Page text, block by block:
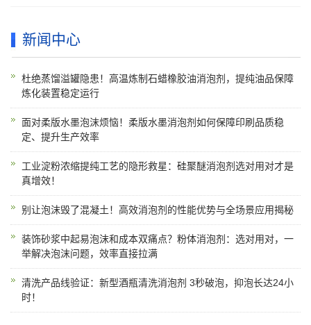
新闻中心
杜绝蒸馏溢罐隐患！高温炼制石蜡橡胶油消泡剂，提纯油品保障
炼化装置稳定运行
面对柔版水墨泡沫烦恼！柔版水墨消泡剂如何保障印刷品质稳
定、提升生产效率
工业淀粉浓缩提纯工艺的隐形救星：硅聚醚消泡剂选对用对才是
真增效！
别让泡沫毁了混凝土！高效消泡剂的性能优势与全场景应用揭秘
装饰砂浆中起易泡沫和成本双痛点？粉体消泡剂：选对用对，一
举解决泡沫问题，效率直接拉满
清洗产品线验证：新型酒瓶清洗消泡剂 3秒破泡，抑泡长达24小
时！